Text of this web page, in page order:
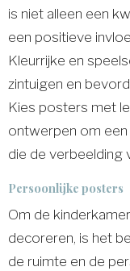
is niet alleen een
een positieve
Kleurrijke en
zintuigen en
Kies posters met
ontwerpen om
die de verbeelding
Persoonlijke posters
Om de
decoreren, is het
de ruimte en de